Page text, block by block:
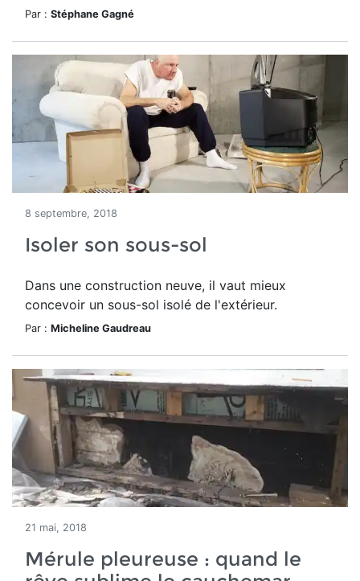
Par : Stéphane Gagné
8 septembre, 2018
Isoler son sous-sol
Dans une construction neuve, il vaut mieux
concevoir un sous-sol isolé de l'extérieur.
Par : Micheline Gaudreau
21 mai, 2018
Mérule pleureuse : quand le